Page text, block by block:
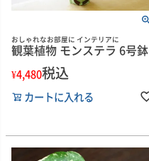
おしゃれなお部屋に インテリアに
観葉植物 モンステラ 6号鉢
¥4,480税込
カートに入れる